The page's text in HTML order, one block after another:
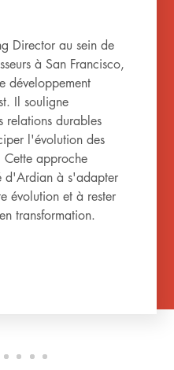
Director au sein de
à San Francisco,
développement
Il souligne
relations durables
l'évolution des
Cette approche
d'Ardian à s'adapter
évolution et à rester
transformation.